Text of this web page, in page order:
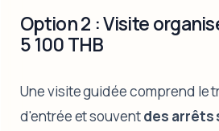
Option 2 : Visite
5 100 THB
Une visite guidée comprend le
d'entrée et souventdes arrêts